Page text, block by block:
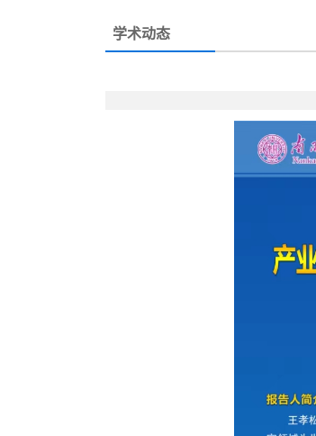
学术动态